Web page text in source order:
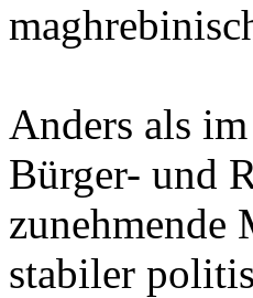
Anders als
Bürger- und
zunehmende
stabiler